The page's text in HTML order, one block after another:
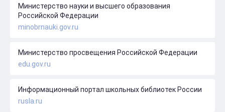
Министерство науки и высшего образования
Российской Федерации
minobrnauki.gov.ru
Министерство просвещения Российской Федерации
edu.gov.ru
Информационный портал школьных библиотек России
rusla.ru